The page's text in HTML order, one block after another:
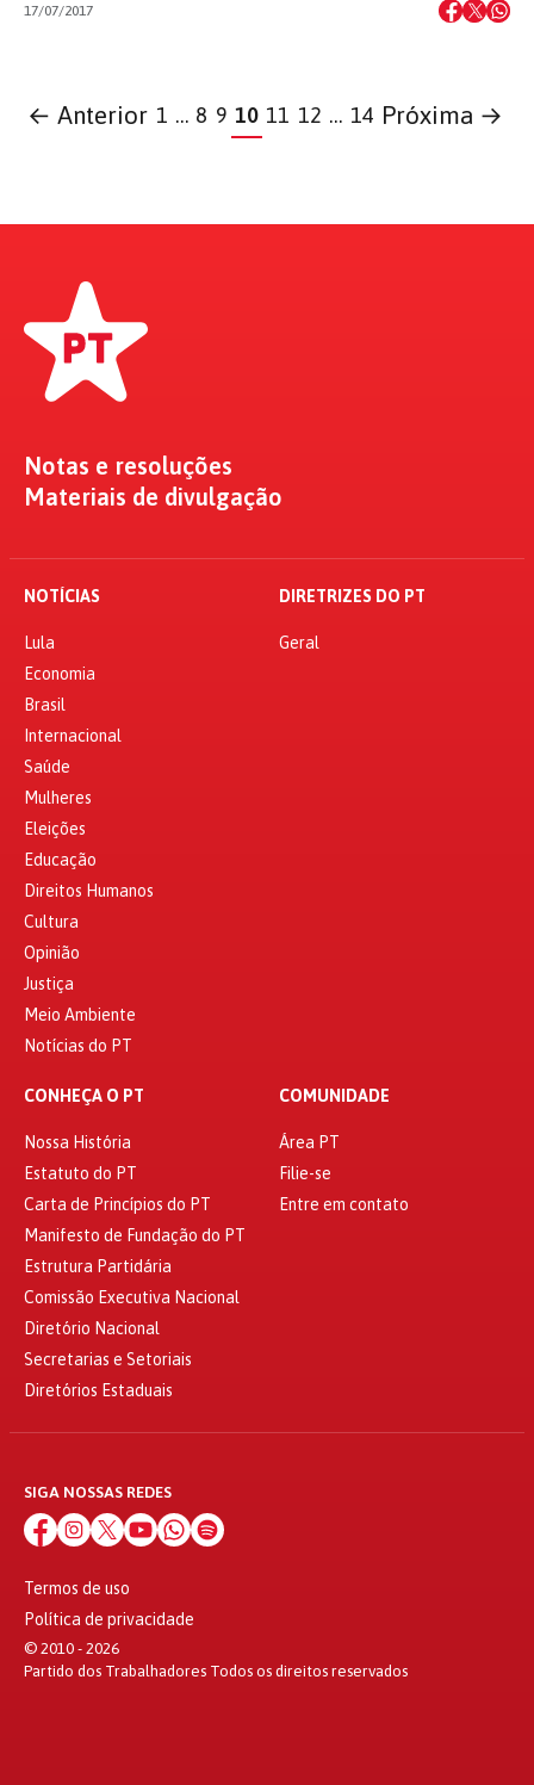
17/07/2017
← Anterior 1 … 8 9 10 11 12 … 14 Próxima →
Notas e resoluções
Materiais de divulgação
NOTÍCIAS
Lula
Economia
Brasil
Internacional
Saúde
Mulheres
Eleições
Educação
Direitos Humanos
Cultura
Opinião
Justiça
Meio Ambiente
Notícias do PT
DIRETRIZES DO PT
Geral
CONHEÇA O PT
Nossa História
Estatuto do PT
Carta de Princípios do PT
Manifesto de Fundação do PT
Estrutura Partidária
Comissão Executiva Nacional
Diretório Nacional
Secretarias e Setoriais
Diretórios Estaduais
COMUNIDADE
Área PT
Filie-se
Entre em contato
SIGA NOSSAS REDES
Termos de uso
Política de privacidade
© 2010 - 2026
Partido dos Trabalhadores Todos os direitos reservados